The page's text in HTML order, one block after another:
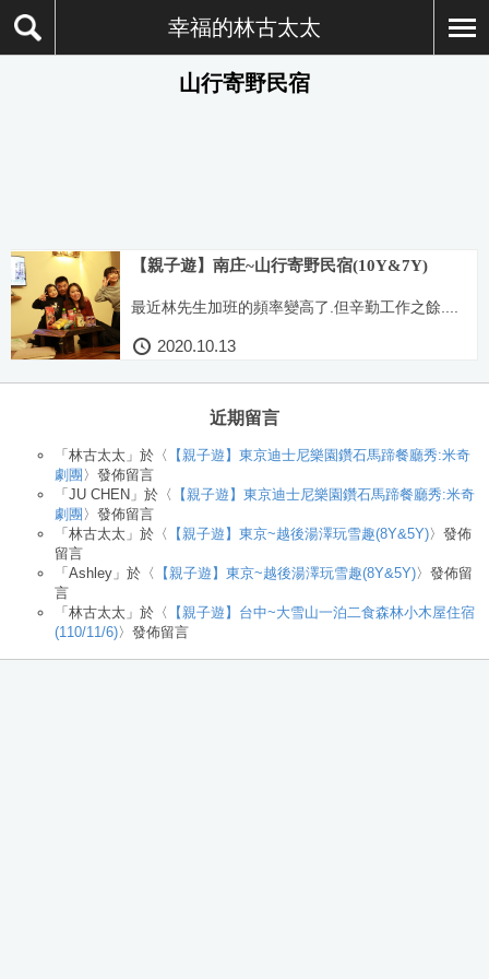
幸福的林古太太
山行寄野民宿
【親子遊】南庄~山行寄野民宿(10Y&7Y)
最近林先生加班的頻率變高了.但辛勤工作之餘....
2020.10.13
近期留言
「 林古太太 」於〈
【親子遊】東京迪士尼樂園鑽石馬蹄餐廳秀:米奇
劇團 〉發佈留言
「 JU CHEN 」於〈
【親子遊】東京迪士尼樂園鑽石馬蹄餐廳秀:米奇
劇團 〉發佈留言
「 林古太太 」於〈 【親子遊】東京~越後湯澤玩雪趣(8Y&5Y)〉發佈
留言
「 Ashley 」於〈 【親子遊】東京~越後湯澤玩雪趣(8Y&5Y)〉發佈留
言
「 林古太太 」於〈
【親子遊】台中~大雪山一泊二食森林小木屋住宿
(110/11/6)〉發佈留言